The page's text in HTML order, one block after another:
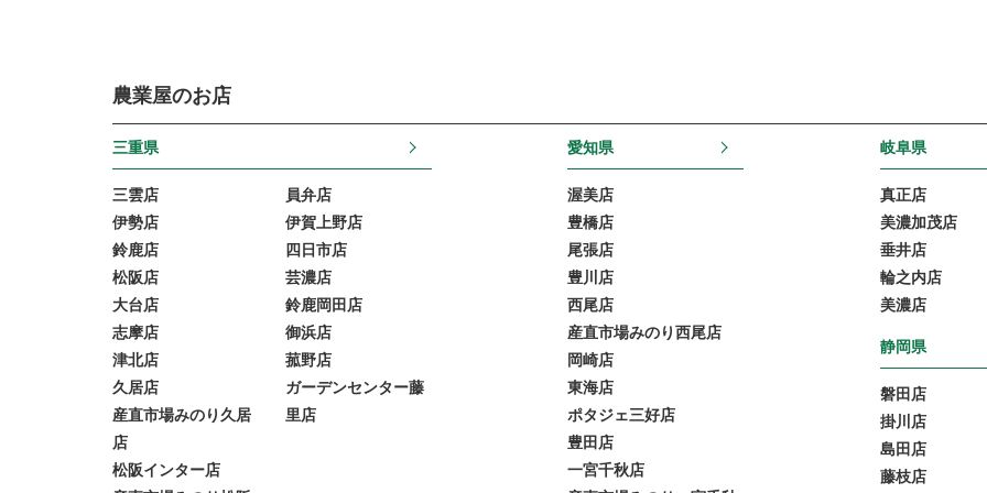
農業屋のお店
三重県
三雲店
伊勢店
鈴鹿店
松阪店
大台店
志摩店
津北店
久居店
産直市場みのり久居
店
松阪インター店
員弁店
伊賀上野店
四日市店
芸濃店
鈴鹿岡田店
御浜店
菰野店
ガーデンセンター藤
里店
愛知県
渥美店
豊橋店
尾張店
豊川店
西尾店
産直市場みのり西尾店
岡崎店
東海店
ポタジェ三好店
豊田店
一宮千秋店
岐阜県
真正店
美濃加茂店
垂井店
輪之内店
美濃店
静岡県
磐田店
掛川店
島田店
藤枝店